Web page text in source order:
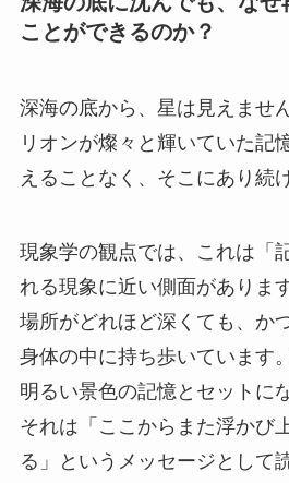
ことができるのか？
深海の底から、星は見えませ
リオンが燦々と輝いていた記
えることなく、そこにあり続
現象学の観点では、これは「
れる現象に近い側面がありま
場所がどれほど深くても、か
身体の中に持ち歩いています
明るい景色の記憶とセットに
それは「ここからまた浮かび
る」というメッセージとして